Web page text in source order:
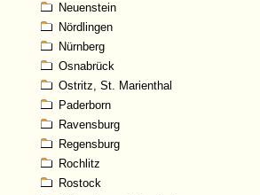
Neuenstein
Nördlingen
Nürnberg
Osnabrück
Ostritz, St. Marienthal
Paderborn
Ravensburg
Regensburg
Rochlitz
Rostock